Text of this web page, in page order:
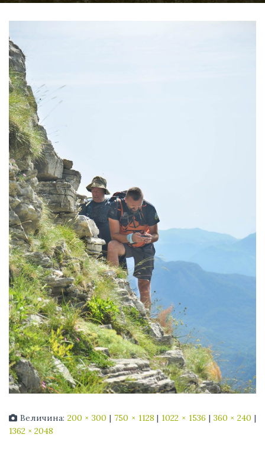
Величина: 200 × 300 | 750 × 1128 | 1022 × 1536 | 360 × 240 |
1362 × 2048